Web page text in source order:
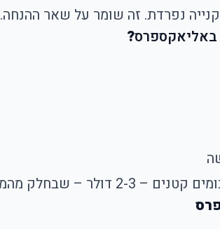
נפרדת. זה שומר על שאר ההנחה.
?
20-30% הנחה.